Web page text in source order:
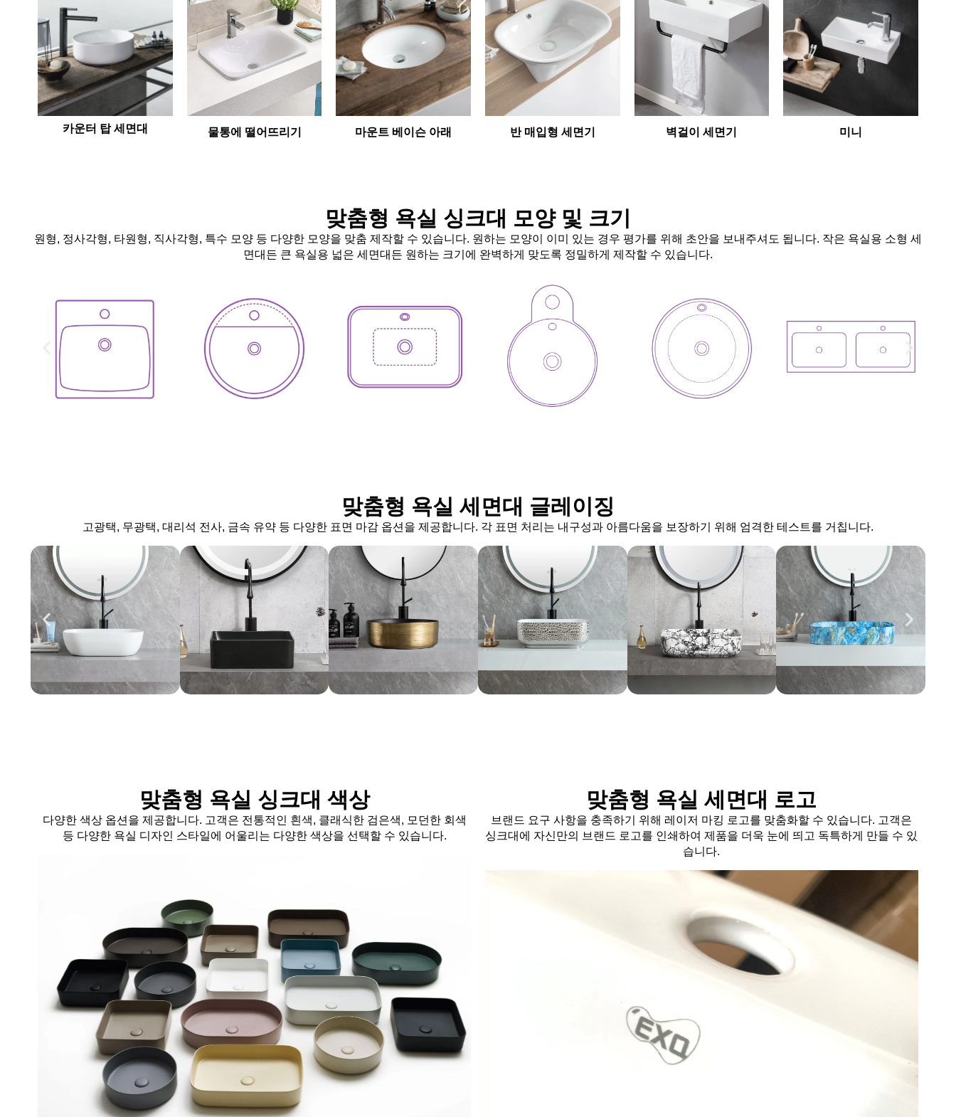
카운터 탑 세면대 물통에 떨어뜨리기 마운트 베이슨 아래 반 매입형 세면기 벽걸이 세면기 미니
맞춤형 욕실 싱크대 모양 및 크기
원형, 정사각형, 타원형, 직사각형, 특수 모양 등 다양한 모양을 맞춤 제작할 수 있습니다. 원하는 모양이 이미 있는 경우 평가를 위해 초안을 보내주셔도 됩니다. 작은 욕실용 소형 세
면대든 큰 욕실용 넓은 세면대든 원하는 크기에 완벽하게 맞도록 정밀하게 제작할 수 있습니다.
맞춤형 욕실 세면대 글레이징
고광택, 무광택, 대리석 전사, 금속 유약 등 다양한 표면 마감 옵션을 제공합니다. 각 표면 처리는 내구성과 아름다움을 보장하기 위해 엄격한 테스트를 거칩니다.
맞춤형 욕실 싱크대 색상
다양한 색상 옵션을 제공합니다. 고객은 전통적인 흰색, 클래식한 검은색, 모던한 회색
등 다양한 욕실 디자인 스타일에 어울리는 다양한 색상을 선택할 수 있습니다.
맞춤형 욕실 세면대 로고
브랜드 요구 사항을 충족하기 위해 레이저 마킹 로고를 맞춤화할 수 있습니다. 고객은
싱크대에 자신만의 브랜드 로고를 인쇄하여 제품을 더욱 눈에 띄고 독특하게 만들 수 있
습니다.